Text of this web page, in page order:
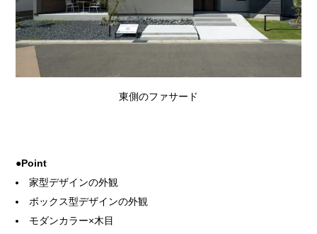
東側のファサード
●Point
家型デザインの外観
ボックス型デザインの外観
モダンカラー×木目